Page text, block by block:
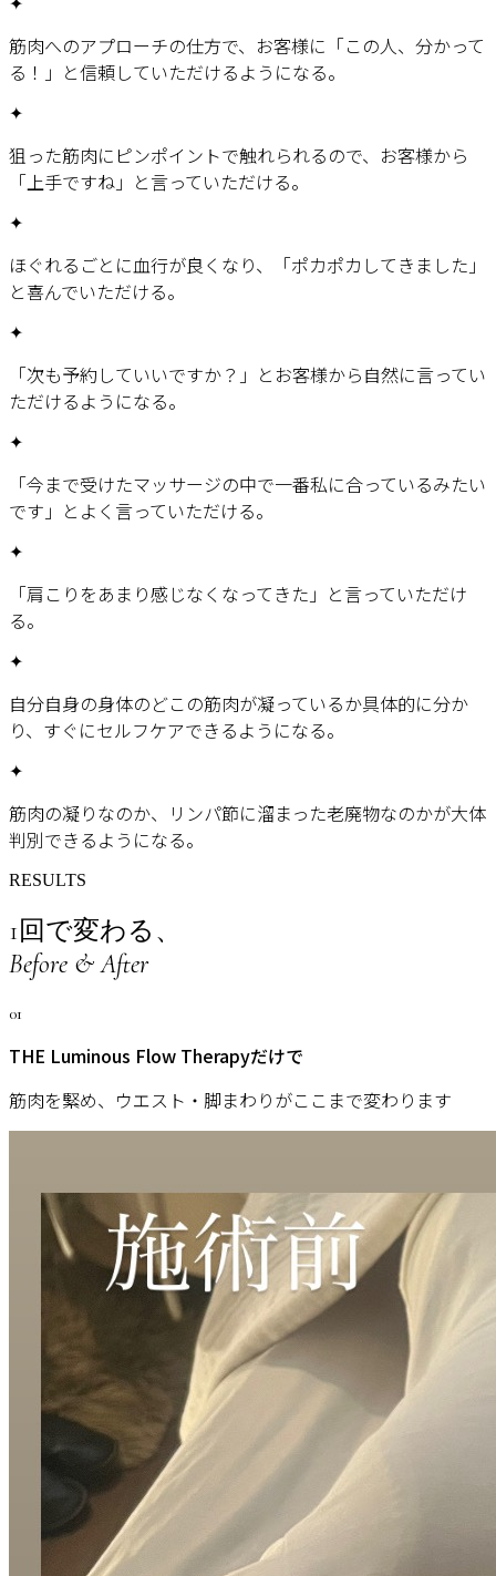
✦
筋肉へのアプローチの仕方で、お客様に「この人、分かって
る！」と信頼していただけるようになる。
✦
狙った筋肉にピンポイントで触れられるので、お客様から
「上手ですね」と言っていただける。
✦
ほぐれるごとに血行が良くなり、「ポカポカしてきました」
と喜んでいただける。
✦
「次も予約していいですか？」とお客様から自然に言ってい
ただけるようになる。
✦
「今まで受けたマッサージの中で一番私に合っているみたい
です」とよく言っていただける。
✦
「肩こりをあまり感じなくなってきた」と言っていただけ
る。
✦
自分自身の身体のどこの筋肉が凝っているか具体的に分か
り、すぐにセルフケアできるようになる。
✦
筋肉の凝りなのか、リンパ節に溜まった老廃物なのかが大体
判別できるようになる。
RESULTS
1回で変わる、
Before & After
01
THE Luminous Flow Therapyだけで
筋肉を緊め、ウエスト・脚まわりがここまで変わります